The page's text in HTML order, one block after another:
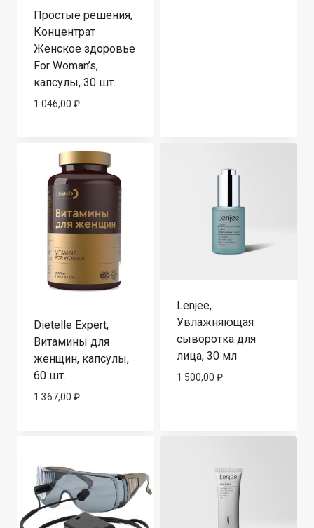
Простые решения,
Концентрат
Женское здоровье
For Woman’s,
капсулы, 30 шт.
1 046,00 ₽
Dietelle Expert,
Витамины для
женщин, капсулы,
60 шт.
1 367,00 ₽
Lenjee,
Увлажняющая
сыворотка для
лица, 30 мл
1 500,00 ₽